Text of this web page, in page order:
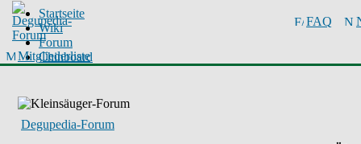
FAQ
Mitgliederliste
Startseite
Wiki
Forum
Chinboard
Degupedia-Forum